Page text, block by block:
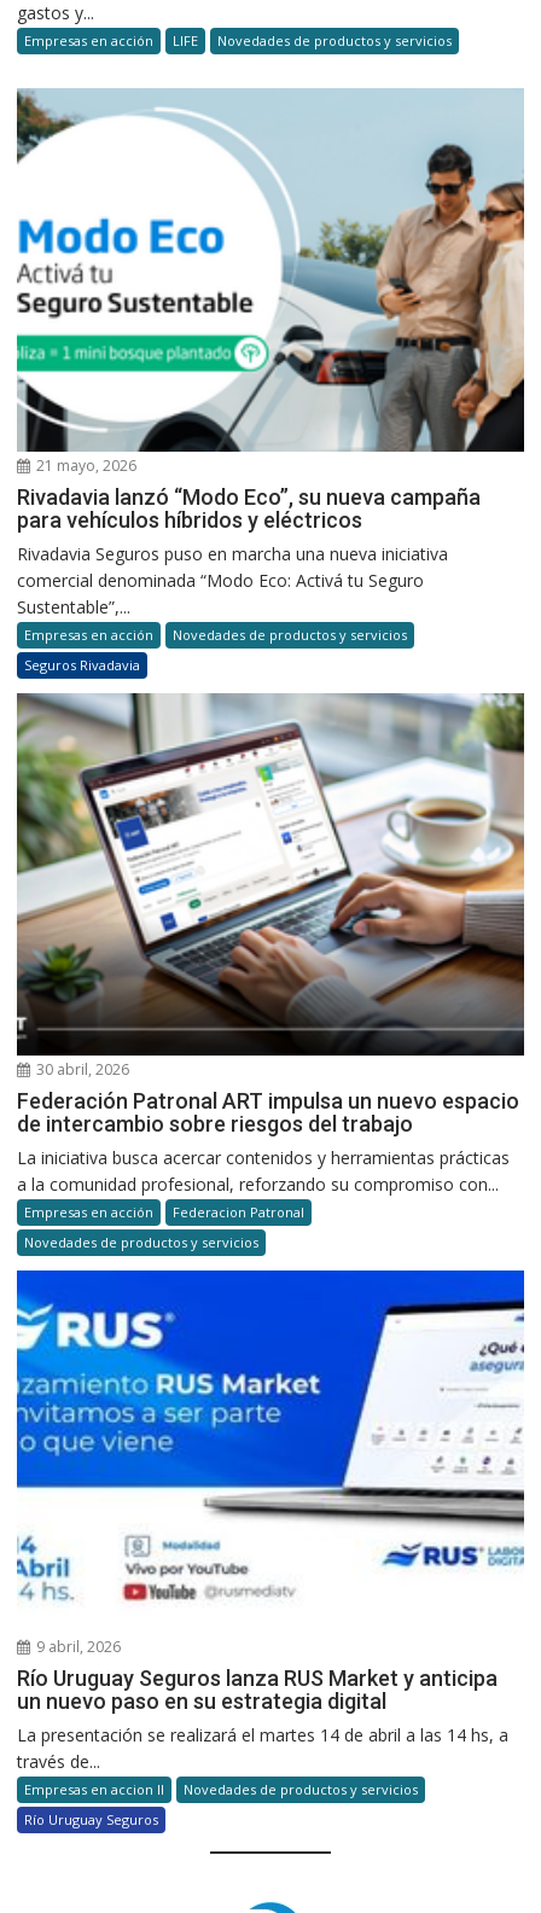
gastos y...
Empresas en acción LIFE Novedades de productos y servicios
21 mayo, 2026
Rivadavia lanzó “Modo Eco”, su nueva campaña
para vehículos híbridos y eléctricos
Rivadavia Seguros puso en marcha una nueva iniciativa
comercial denominada “Modo Eco: Activá tu Seguro
Sustentable”,...
Empresas en acción
Novedades de productos y servicios
Seguros Rivadavia
30 abril, 2026
Federación Patronal ART impulsa un nuevo espacio
de intercambio sobre riesgos del trabajo
La iniciativa busca acercar contenidos y herramientas prácticas
a la comunidad profesional, reforzando su compromiso con...
Empresas en acción
Federacion Patronal
Novedades de productos y servicios
9 abril, 2026
Río Uruguay Seguros lanza RUS Market y anticipa
un nuevo paso en su estrategia digital
La presentación se realizará el martes 14 de abril a las 14 hs, a
través de...
Empresas en accion II
Novedades de productos y servicios
Río Uruguay Seguros